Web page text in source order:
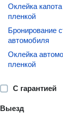
Оклейка
пленкой
Бронирование
автомобиля
Оклейка
пленкой
С гарантией
Выезд